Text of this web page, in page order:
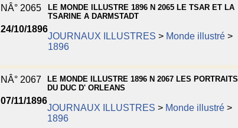
NÂ° 2065
24/10/1896
LE MONDE ILLUSTRE 1896 N 2065 LE TSAR ET LA
TSARINE A DARMSTADT
JOURNAUX ILLUSTRES > Monde illustré>
1896
NÂ° 2067
07/11/1896
LE MONDE ILLUSTRE 1896 N 2067 LES PORTRAITS
DU DUC D' ORLEANS
JOURNAUX ILLUSTRES > Monde illustré>
1896